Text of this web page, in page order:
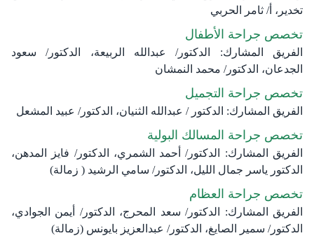
تخدير، أ/ ثامر الحربي
تخصص جراحة الأطفال
الفريق المشارك: الدكتور/ عبدالله الربيعة، الدكتور/ سعود
الجدعان، الدكتور/ محمد النمشان
تخصص جراحة التجميل
الفريق المشارك: الدكتور / عبدالله الثنيان، الدكتور/ عبيد المشعل
تخصص جراحة المسالك البولية
الفريق المشارك: الدكتور/ أحمد الشمري، الدكتور/ فايز المدهن،
الدكتور ياسر جمال الليل، الدكتور/ سامي الرشيد ( زمالة)
تخصص جراحة العظام
الفريق المشارك: الدكتور/ سعد المحرج، الدكتور/ أيمن الجوادي،
الدكتور/ سمير الصايغ، الدكتور/ عبدالعزيز بايونس (زمالة)